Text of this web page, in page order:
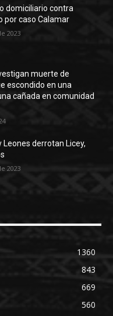
domiciliario contra
por caso Calamar
2023
muerte de
escondido en una
cañada en comunidad
Leones derrotan Licey,
2023
1360
843
669
560